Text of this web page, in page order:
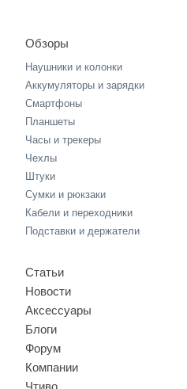
Обзоры
Наушники и колонки
Аккумуляторы и зарядки
Смартфоны
Планшеты
Часы и трекеры
Чехлы
Штуки
Сумки и рюкзаки
Кабели и переходники
Подставки и держатели
Статьи
Новости
Аксессуары
Блоги
Форум
Компании
Чтиво